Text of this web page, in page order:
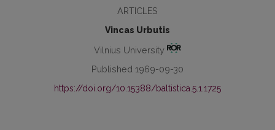
ARTICLES
Vincas Urbutis
Vilnius University
Published 1969-09-30
https://doi.org/10.15388/baltistica.5.1.1725